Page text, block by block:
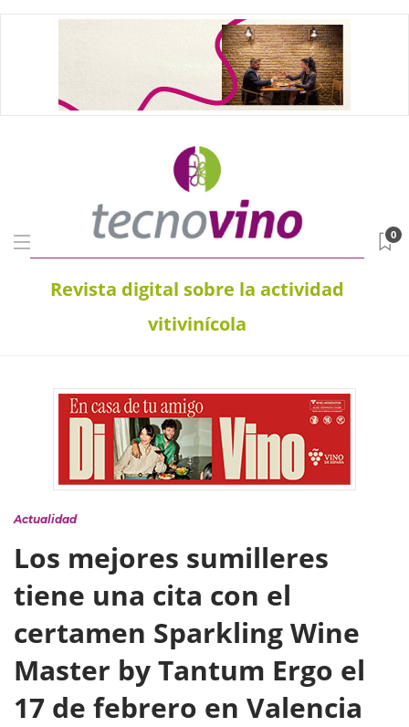
Revista digital sobre la actividad
vitivinícola
0
Actualidad
Los mejores sumilleres
tiene una cita con el
certamen Sparkling Wine
Master by Tantum Ergo el
17 de febrero en Valencia